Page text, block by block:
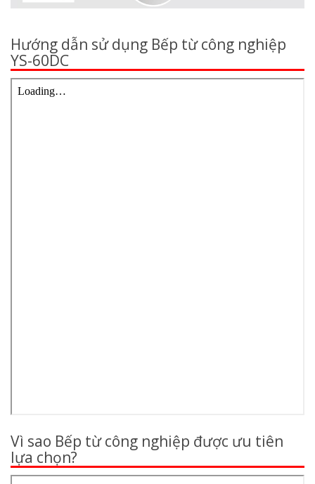
Hướng dẫn sử dụng Bếp từ công nghiệp
YS-60DC
Vì sao Bếp từ công nghiệp được ưu tiên
lựa chọn?